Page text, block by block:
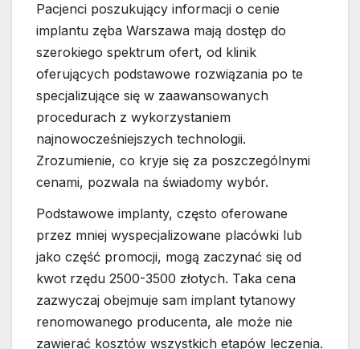
Pacjenci poszukujący informacji o cenie
implantu zęba Warszawa mają dostęp do
szerokiego spektrum ofert, od klinik
oferujących podstawowe rozwiązania po te
specjalizujące się w zaawansowanych
procedurach z wykorzystaniem
najnowocześniejszych technologii.
Zrozumienie, co kryje się za poszczególnymi
cenami, pozwala na świadomy wybór.
Podstawowe implanty, często oferowane
przez mniej wyspecjalizowane placówki lub
jako część promocji, mogą zaczynać się od
kwot rzędu 2500-3500 złotych. Taka cena
zazwyczaj obejmuje sam implant tytanowy
renomowanego producenta, ale może nie
zawierać kosztów wszystkich etapów leczenia.